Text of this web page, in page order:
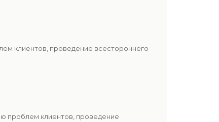
клиентов, проведение всестороннего
проблем клиентов, проведение